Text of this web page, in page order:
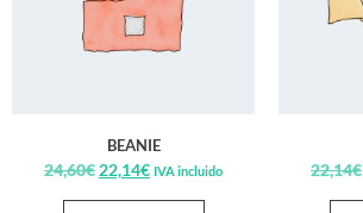
BEANIE
24,60€ 22,14€ IVA incluido 22,14€